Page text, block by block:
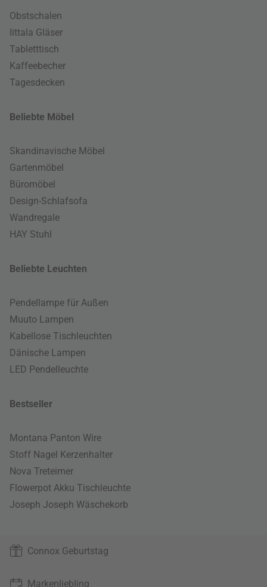
Obstschalen
Iittala Gläser
Tabletttisch
Kaffeebecher
Tagesdecken
Beliebte Möbel
Skandinavische Möbel
Gartenmöbel
Büromöbel
Design-Schlafsofa
Wandregale
HAY Stuhl
Beliebte Leuchten
Pendellampe für Außen
Muuto Lampen
Kabellose Tischleuchten
Dänische Lampen
LED Pendelleuchte
Bestseller
Montana Panton Wire
Stoff Nagel Kerzenhalter
Nova Treteimer
Flowerpot Akku Tischleuchte
Joseph Joseph Wäschekorb
Connox Geburtstag
Markenliebling